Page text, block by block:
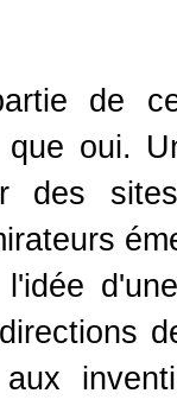
de
oui.
des
l'idée